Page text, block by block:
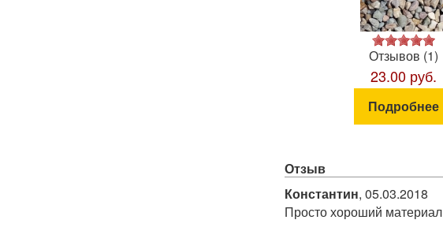
Отзывов (1)
23.00 руб.
Подробнее
Отзыв
Константин,05.03.2018
Просто хороший материал